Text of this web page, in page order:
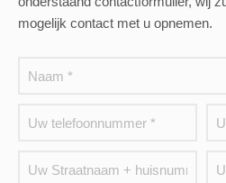
mogelijk contact met u opnemen.